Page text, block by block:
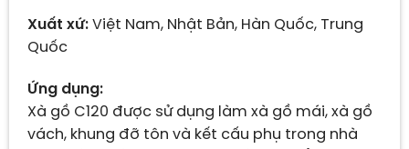
Xuất xứ:Việt Nam, Nhật Bản, Hàn Quốc, Trung
Quốc
Ứng dụng:
Xà gồ C120 được sử dụng làm xà gồ mái, xà gồ
vách, khung đỡ tôn và kết cấu phụ trong nhà